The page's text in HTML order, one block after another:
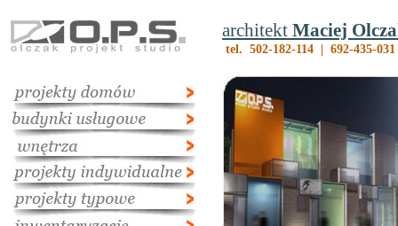
architekt Maciej
tel. 502-182-114 | 692-435-